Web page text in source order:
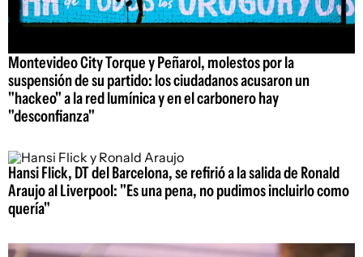
Montevideo City Torque y Peñarol, molestos por la
suspensión de su partido: los ciudadanos acusaron un
"hackeo" a la red lumínica y en el carbonero hay
"desconfianza"
Hansi Flick, DT del Barcelona, se refirió a la salida de Ronald
Araujo al Liverpool: "Es una pena, no pudimos incluirlo como
quería"